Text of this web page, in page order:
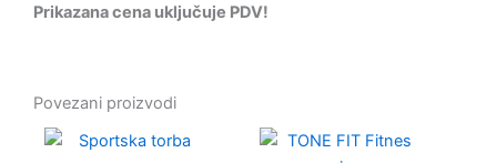
Prikazana cena uključuje PDV!
Povezani proizvodi